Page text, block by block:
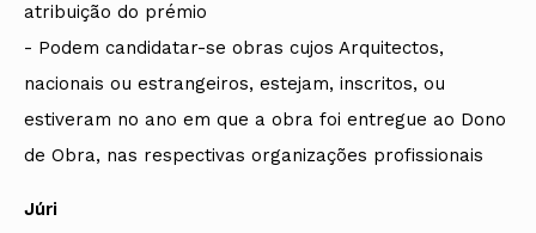
atribuição do prémio
- Podem candidatar-se obras cujos Arquitectos,
nacionais ou estrangeiros, estejam, inscritos, ou
estiveram no ano em que a obra foi entregue ao Dono
de Obra, nas respectivas organizações profissionais
Júri